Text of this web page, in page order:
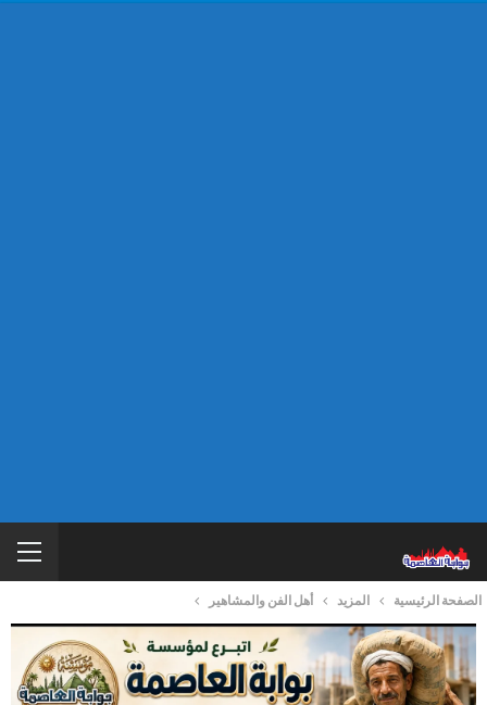
الصفحة الرئيسية المزيد أهل الفن والمشاهير